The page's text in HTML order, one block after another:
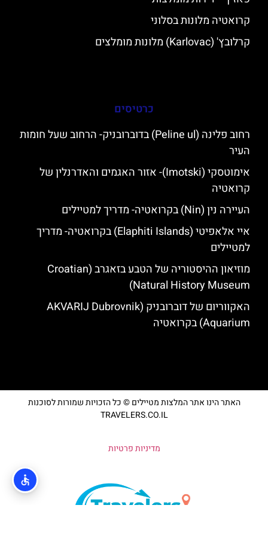
קרואטיה מלונות בסלוני
קרלובץ' (Karlovac) מלונות מומלצים
כרטיסים
רחוב פלינה (Peline ul) בדוברובניק- הרחוב שעל חומות
העיר
אימוטסקי (Imotski)- אזור האגמים והאדרנלין של
קרואטיה
העיירה נין (Nin) בקרואטיה- מדריך למטיילים
איי אלאפיטי (Elaphiti Islands) בקרואטיה- מדריך
למטיילים
מוזיאון ההיסטוריה של הטבע בזאגרב (Croatian
Natural History Museum)
האקווריום של דוברובניק (AKVARIJ Dubrovnik
Aquarium) בקרואטיה
האתר הינו אתר המלצות מטיילים © כל הזכויות שמורות לסוכנות
TRAVELERS.CO.IL
מדיניות פרטיות